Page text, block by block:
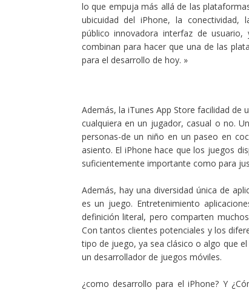
lo que empuja más allá de las
ubicuidad del iPhone, la conectividad,
público innovadora interfaz de
combinan para hacer que una de las
para el desarrollo de hoy. »
Además, la iTunes App Store facilidad
cualquiera en un jugador, casual o no.
personas-de un niño en un paseo en
asiento. El iPhone hace que los juegos
suficientemente importante como para
Además, hay una diversidad única de
es un juego. Entretenimiento
definición literal, pero comparten
Con tantos clientes potenciales y los
tipo de juego, ya sea clásico o algo que
un desarrollador de juegos móviles.
¿como desarrollo para el iPhone? Y